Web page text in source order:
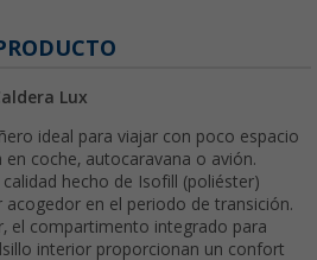
Lux
ideal para viajar con poco espacio
coche, autocaravana o avión.
hecho de Isofill (poliéster)
acogedor en el periodo de transición.
el compartimento integrado para
interior proporcionan un confort